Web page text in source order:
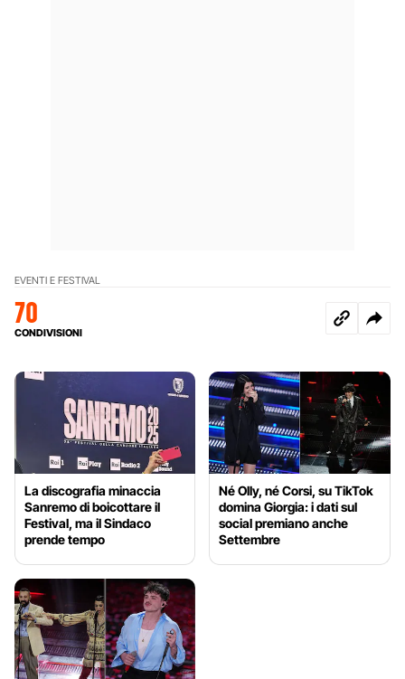
EVENTI E FESTIVAL
70
CONDIVISIONI
La discografia minaccia
Sanremo di boicottare il
Festival, ma il Sindaco
prende tempo
Né Olly, né Corsi, su TikTok
domina Giorgia: i dati sul
social premiano anche
Settembre